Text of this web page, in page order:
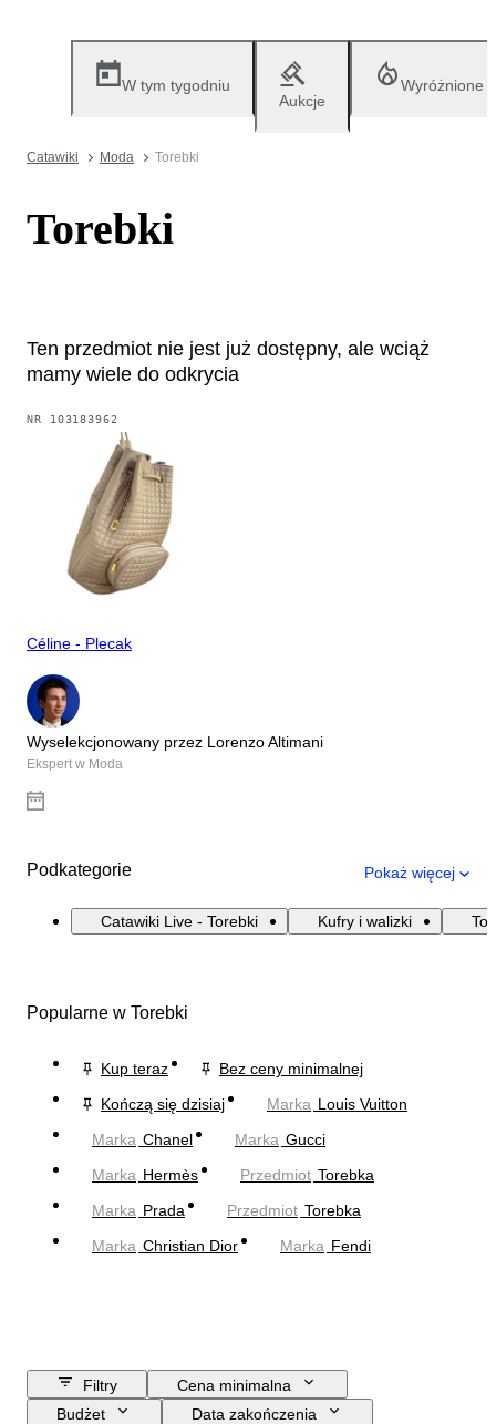
W tym tygodniu
Aukcje
Wyróżnione
Catawiki Moda Torebki
Torebki
Ten przedmiot nie jest już dostępny, ale wciąż
mamy wiele do odkrycia
NR 103183962
Céline - Plecak
Wyselekcjonowany przez Lorenzo Altimani
Ekspert w Moda
Podkategorie Pokaż więcej
Catawiki Live - Torebki Kufry i walizki
Popularne w Torebki
Kup teraz
Bez ceny minimalnej
Kończą się dzisiaj
Marka Louis Vuitton
Marka Chanel Marka Gucci
Marka Hermès Przedmiot Torebka
Marka Prada Przedmiot Torebka
Marka Christian Dior Marka Fendi
Filtry
Cena minimalna
Budżet
Data zakończenia